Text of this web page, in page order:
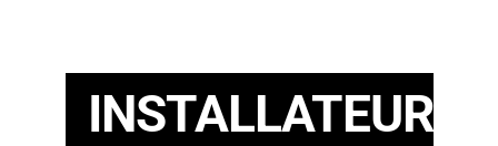
INSTALLATEUR